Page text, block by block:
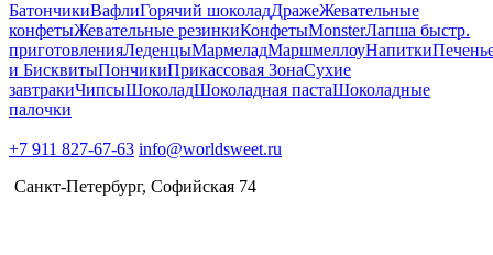
БатончикиВафлиГорячий шоколадДражеЖевательные
конфетыЖевательные резинкиКонфетыMonsterЛапша быстр.
приготовленияЛеденцыМармеладМаршмеллоуНапитки
и БисквитыПончикиПрикассовая ЗонаСухие
завтракиЧипсыШоколадШоколадная пастаШоколадные
палочки
+7 911 827-67-63 info@worldsweet.ru
Санкт-Петербург​, Софийская 74